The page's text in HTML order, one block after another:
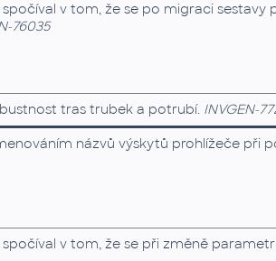
v tom, že se po migraci
76035
tras trubek a potrubí. INVGEN-
názvů výskytů prohlížeče při
v tom, že se při změně